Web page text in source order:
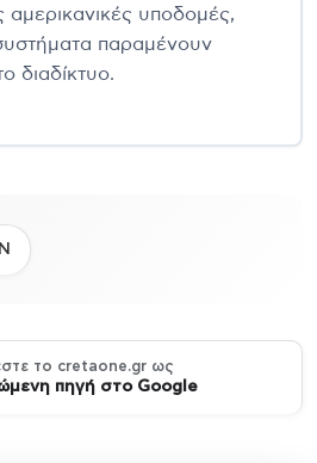
αμερικανικές υποδομές,
παραμένουν
διαδίκτυο.
το cretaone.gr ως
πηγή στο Google